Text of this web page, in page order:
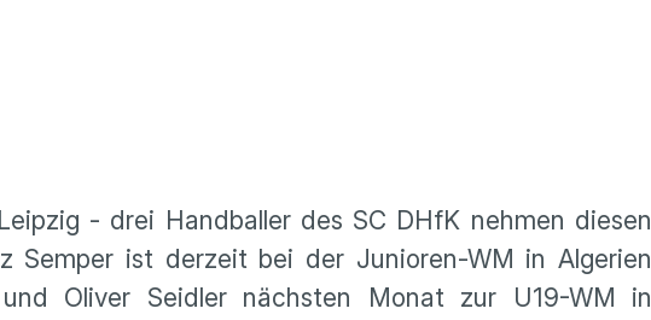
- drei Handballer des SC DHfK nehmen diesen
Semper ist derzeit bei der Junioren-WM in Algerien
Oliver Seidler nächsten Monat zur U19-WM in